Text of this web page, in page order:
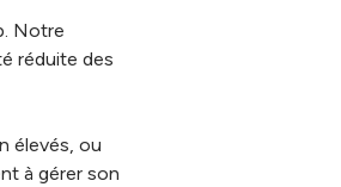
Notre
réduite des
élevés, ou
à gérer son